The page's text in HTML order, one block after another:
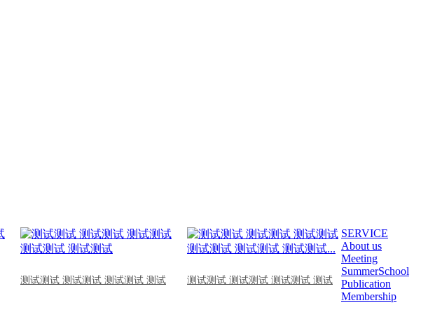
测试测试 测试测试 测试测试 测试 测试测试 测试测试 测试测试 测试
SERVICE
About us
Meeting
SummerSchool
Publication
Membership